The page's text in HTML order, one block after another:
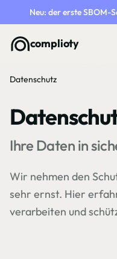
Neu: der erste SBOM-
complioty
Datenschutz
Ihre Daten in
Wir nehmen den
sehr ernst. Hier
verarbeiten und